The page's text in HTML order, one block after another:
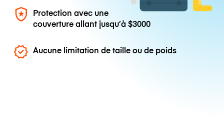
Protection avec une
couverture allant jusqu’à$3000
Aucune limitation de taille ou de poids